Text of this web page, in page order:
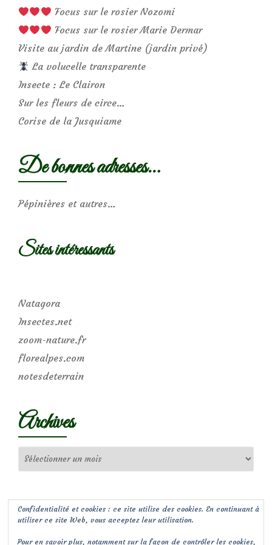
Focus sur le rosier Nozomi
Focus sur le rosier Marie Dermar
Visite au jardin de Martine (jardin privé)
La volucelle transparente
Insecte : Le Clairon
Sur les fleurs de circe…
Corise de la Jusquiame
De bonnes adresses…
Pépinières et autres…
Sites intéressants
Natagora
Insectes.net
zoom-nature.fr
florealpes.com
notesdeterrain
Archives
Confidentialité et cookies : ce site utilise des cookies. En continuant à
utiliser ce site Web, vous acceptez leur utilisation.
Pour en savoir plus, notamment sur la façon de contrôler les cookies,